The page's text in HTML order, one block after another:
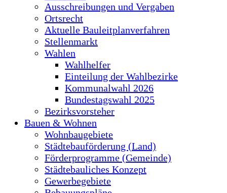
Ausschreibungen und Vergaben
Ortsrecht
Aktuelle Bauleitplanverfahren
Stellenmarkt
Wahlen
Wahlhelfer
Einteilung der Wahlbezirke
Kommunalwahl 2026
Bundestagswahl 2025
Bezirksvorsteher
Bauen & Wohnen
Wohnbaugebiete
Städtebauförderung (Land)
Förderprogramme (Gemeinde)
Städtebauliches Konzept
Gewerbegebiete